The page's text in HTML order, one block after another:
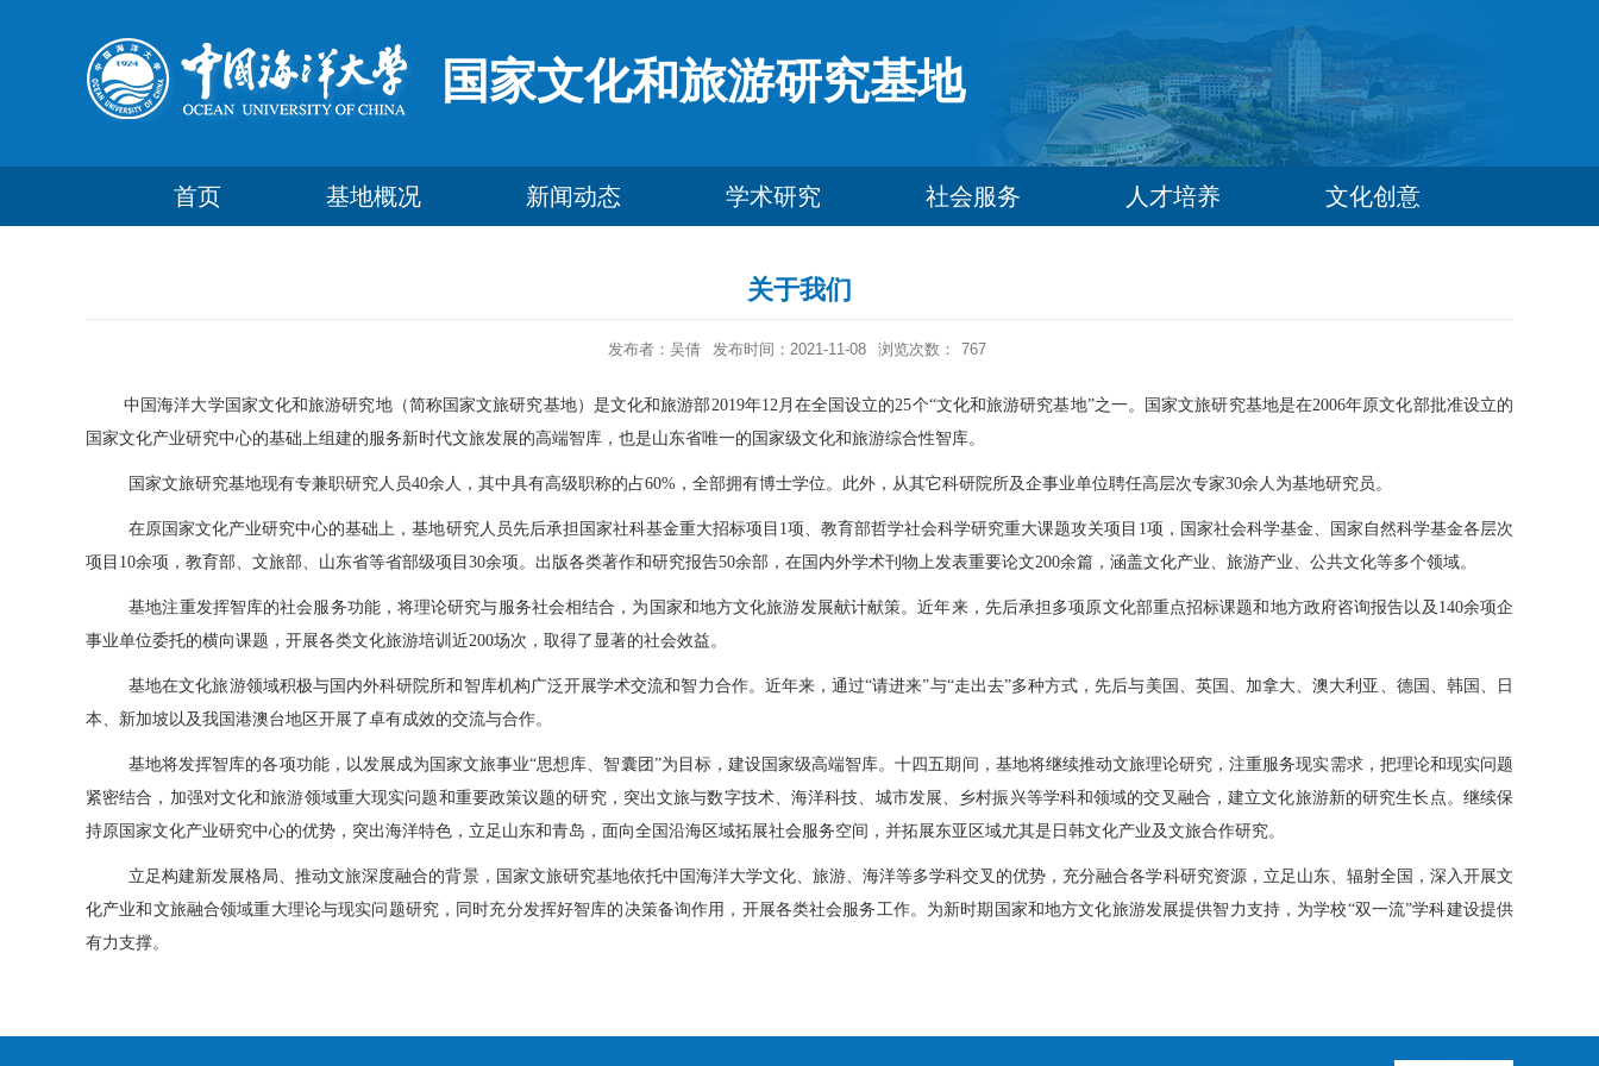
国家文化和旅游研究基地
首页 基地概况 新闻动态 学术研究 社会服务 人才培养 文化创意
关于我们
发布者：吴倩 发布时间：2021-11-08 浏览次数： 767
中国海洋大学国家文化和旅游研究地（简称国家文旅研究基地）是文化和旅游部2019年12月在全国设立的25个“文化和旅游研究基地”之一。国家文旅研究基地是在2006年原文化部批准设立的
国家文化产业研究中心的基础上组建的服务新时代文旅发展的高端智库，也是山东省唯一的国家级文化和旅游综合性智库。
国家文旅研究基地现有专兼职研究人员40余人，其中具有高级职称的占60%，全部拥有博士学位。此外，从其它科研院所及企事业单位聘任高层次专家30余人为基地研究员。
在原国家文化产业研究中心的基础上，基地研究人员先后承担国家社科基金重大招标项目 1项、教育部哲学社会科学研究重大课题攻关项目1项，国家社会科学基金、国家自然科学基金各层次
项目10余项，教育部、文旅部、山东省等省部级项目30余项。出版各类著作和研究报告50余部，在国内外学术刊物上发表重要论文200余篇，涵盖文化产业、旅游产业、公共文化等多个领域。
基地注重发挥智库的社会服务功能，将理论研究与服务社会相结合，为国家和地方文化旅游发展献计献策。近年来，先后承担多项原文化部重点招标课题和地方政府咨询报告以及 140余项企
事业单位委托的横向课题，开展各类文化旅游培训近200场次，取得了显著的社会效益。
基地在文化旅游领域积极与国内外科研院所和智库机构广泛开展学术交流和智力合作。近年来，通过“请进来”与“走出去”多种方式，先后与美国、英国、加拿大、澳大利亚、德国、韩国、日
本、新加坡以及我国港澳台地区开展了卓有成效的交流与合作。
基地将发挥智库的各项功能，以发展成为国家文旅事业“思想库、智囊团”为目标，建设国家级高端智库。十四五期间，基地将继续推动文旅理论研究，注重服务现实需求，把理论和现实问题
紧密结合，加强对文化和旅游领域重大现实问题和重要政策议题的研究，突出文旅与数字技术、海洋科技、城市发展、乡村振兴等学科和领域的交叉融合，建立文化旅游新的研究生长点。继续保
持原国家文化产业研究中心的优势，突出海洋特色，立足山东和青岛，面向全国沿海区域拓展社会服务空间，并拓展东亚区域尤其是日韩文化产业及文旅合作研究。
立足构建新发展格局、推动文旅深度融合的背景，国家文旅研究基地依托中国海洋大学文化、旅游、海洋等多学科交叉的优势，充分融合各学科研究资源，立足山东、辐射全国，深入开展文
化产业和文旅融合领域重大理论与现实问题研究，同时充分发挥好智库的决策备询作用，开展各类社会服务工作。为新时期国家和地方文化旅游发展提供智力支持，为学校“双一流”学科建设提供
有力支撑。